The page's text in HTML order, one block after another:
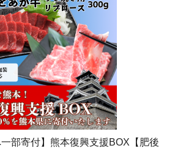
一部寄付】熊本復興支援BOX【肥後